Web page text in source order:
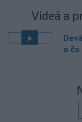
Videá a
o